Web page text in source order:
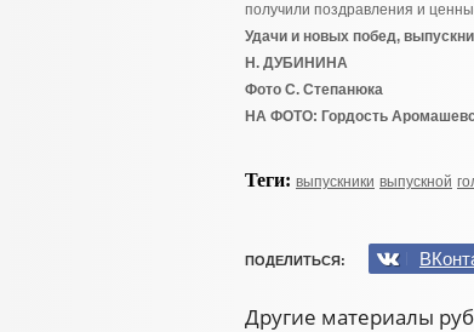
получили поздравления и
Удачи и новых побед,
Н. ДУБИНИНА
Фото С. Степанюка
НА ФОТО: Гордость
Теги: выпускники выпускной
ПОДЕЛИТЬСЯ:
Другие материалы